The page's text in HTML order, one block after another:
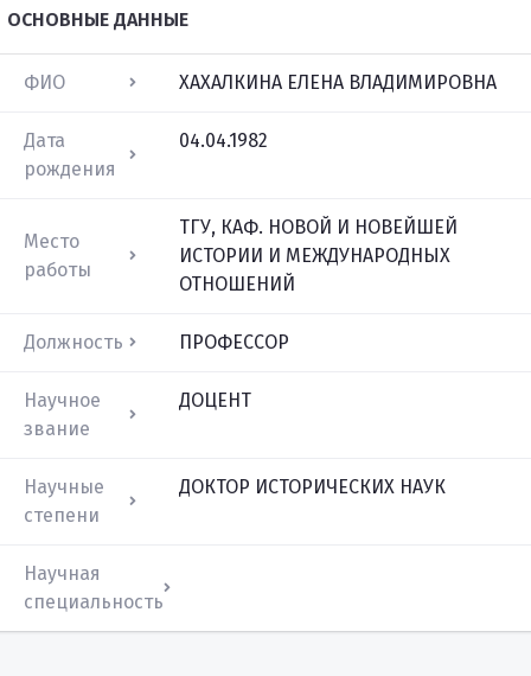
ОСНОВНЫЕ ДАННЫЕ
ФИО ХАХАЛКИНА ЕЛЕНА ВЛАДИМИРОВНА
Дата
рождения
04.04.1982
Место
работы
ТГУ, КАФ. НОВОЙ И НОВЕЙШЕЙ
ИСТОРИИ И МЕЖДУНАРОДНЫХ
ОТНОШЕНИЙ
Должность ПРОФЕССОР
Научное
звание
ДОЦЕНТ
Научные
степени
ДОКТОР ИСТОРИЧЕСКИХ НАУК
Научная
специальность